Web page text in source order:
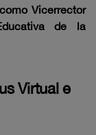
Vicerrector
de la
Virtual e